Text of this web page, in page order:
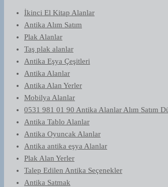
İkinci El Kitap Alanlar
Antika Alım Satım
Plak Alanlar
Taş plak alanlar
Antika Eşya Çeşitleri
Antika Alanlar
Antika Alan Yerler
Mobilya Alanlar
0531 981 01 90 Antika Alanlar Alım Satım
Antika Tablo Alanlar
Antika Oyuncak Alanlar
Antika antika eşya Alanlar
Plak Alan Yerler
Talep Edilen Antika Seçenekler
Antika Satmak